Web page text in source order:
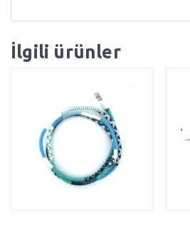
İlgili ürünler